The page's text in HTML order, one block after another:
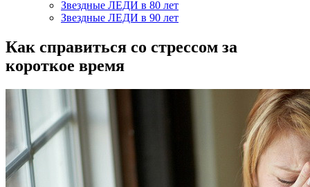
Звездные ЛЕДИ в 80 лет
Звездные ЛЕДИ в 90 лет
Как справиться со стрессом за
короткое время